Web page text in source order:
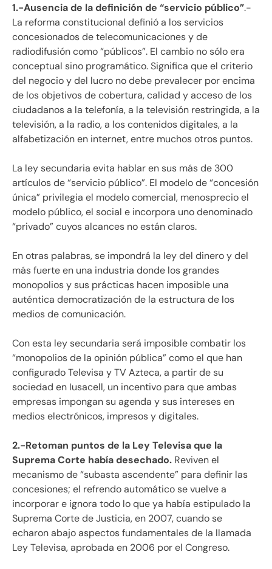
1.-Ausencia de la definición de “servicio público”.-
La reforma constitucional definió a los servicios
concesionados de telecomunicaciones y de
radiodifusión como “públicos”. El cambio no sólo era
conceptual sino programático. Significa que el criterio
del negocio y del lucro no debe prevalecer por encima
de los objetivos de cobertura, calidad y acceso de los
ciudadanos a la telefonía, a la televisión restringida, a la
televisión, a la radio, a los contenidos digitales, a la
alfabetización en internet, entre muchos otros puntos.
La ley secundaria evita hablar en sus más de 300
artículos de “servicio público”. El modelo de “concesión
única” privilegia el modelo comercial, menosprecio el
modelo público, el social e incorpora uno denominado
“privado” cuyos alcances no están claros.
En otras palabras, se impondrá la ley del dinero y del
más fuerte en una industria donde los grandes
monopolios y sus prácticas hacen imposible una
auténtica democratización de la estructura de los
medios de comunicación.
Con esta ley secundaria será imposible combatir los
“monopolios de la opinión pública” como el que han
configurado Televisa y TV Azteca, a partir de su
sociedad en Iusacell, un incentivo para que ambas
empresas impongan su agenda y sus intereses en
medios electrónicos, impresos y digitales.
2.-Retoman puntos de la Ley Televisa que la
Suprema Corte había desechado. Reviven el
mecanismo de “subasta ascendente” para definir las
concesiones; el refrendo automático se vuelve a
incorporar e ignora todo lo que ya había estipulado la
Suprema Corte de Justicia, en 2007, cuando se
echaron abajo aspectos fundamentales de la llamada
Ley Televisa, aprobada en 2006 por el Congreso.